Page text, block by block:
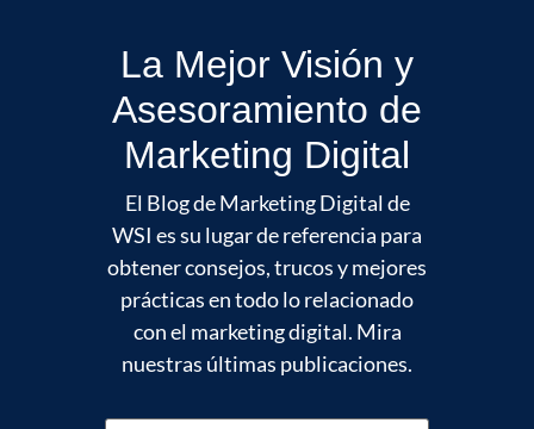
La Mejor Visión y
Asesoramiento de
Marketing Digital
El Blog de Marketing Digital de
WSI es su lugar de referencia para
obtener consejos, trucos y mejores
prácticas en todo lo relacionado
con el marketing digital. Mira
nuestras últimas publicaciones.